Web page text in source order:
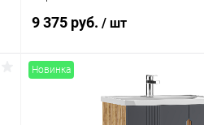
9 375 руб. / шт
Новинка